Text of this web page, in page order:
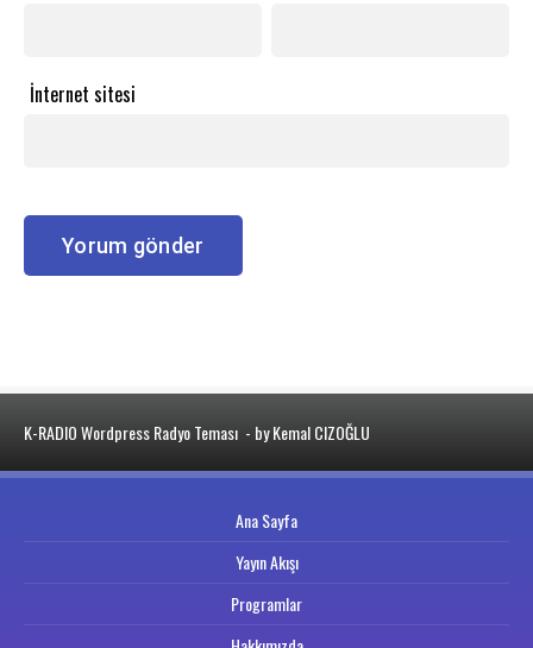
İnternet sitesi
K-RADIO Wordpress Radyo Teması - by Kemal CIZOĞLU
Ana Sayfa
Yayın Akışı
Programlar